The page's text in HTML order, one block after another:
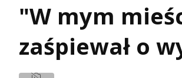
"W mym
zaśpiewał o